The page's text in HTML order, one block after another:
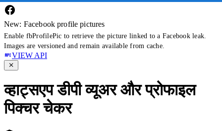
New: Facebook profile pictures
Enable fbProfilePic to retrieve the picture linked to a Facebook leak.
Images are versioned and remain available from cache.
VIEW API
व्हाट्सएप डीपी व्यूअर और प्रोफाइल
पिक्चर चेकर